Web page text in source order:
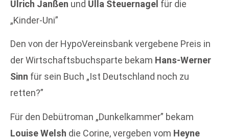
Ulrich Janßen und Ulla Steuernagel für die
„Kinder-Uni”
Den von der HypoVereinsbank vergebene Preis in
der Wirtschaftsbuchsparte bekam Hans-Werner
Sinn für sein Buch „Ist Deutschland noch zu
retten?”
Für den Debütroman „Dunkelkammer” bekam
Louise Welsh die Corine, vergeben vom Heyne